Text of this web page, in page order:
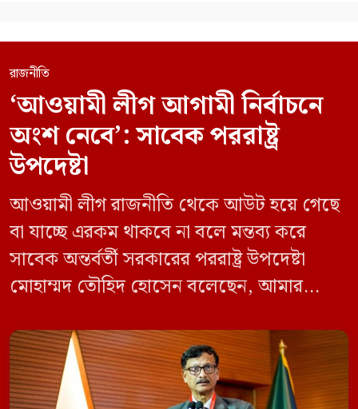
রাজনীতি
‘আওয়ামী লীগ আগামী নির্বাচনে
অংশ নেবে’: সাবেক পররাষ্ট্র
উপদেষ্টা
আওয়ামী লীগ রাজনীতি থেকে আউট হয়ে গেছে
বা যাচ্ছে এরকম থাকবে না বলে মন্তব্য করে
সাবেক অন্তর্বর্তী সরকারের পররাষ্ট্র উপদেষ্টা
মোহাম্মদ তৌহিদ হোসেন বলেছেন, আমার
নির্বাচনে অংশ নেবে। সম্প্রতি দেশের একটি
বেসরকারি টেলিভিশনে দেয়া সাক্ষাৎকারে তিনি
এসব কথা বলেন। আওয়ামী লীগ সরকারের সময়